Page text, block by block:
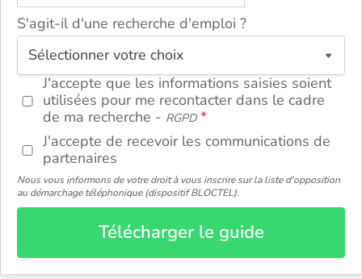
S'agit-il d'une recherche d'emploi ?
J'accepte que les informations saisies soient
utilisées pour me recontacter dans le cadre
de ma recherche - RGPD
J'accepte de recevoir les communications de
partenaires
Nous vous informons de votre droit à vous inscrire sur la liste d'opposition
au démarchage téléphonique (dispositif BLOCTEL).
Télécharger le guide
ou